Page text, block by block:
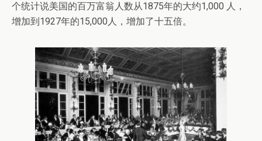
个统计说美国的百万富翁人数从1875年的大约1,000 人，
增加到1927年的15,000人，增加了十五倍。